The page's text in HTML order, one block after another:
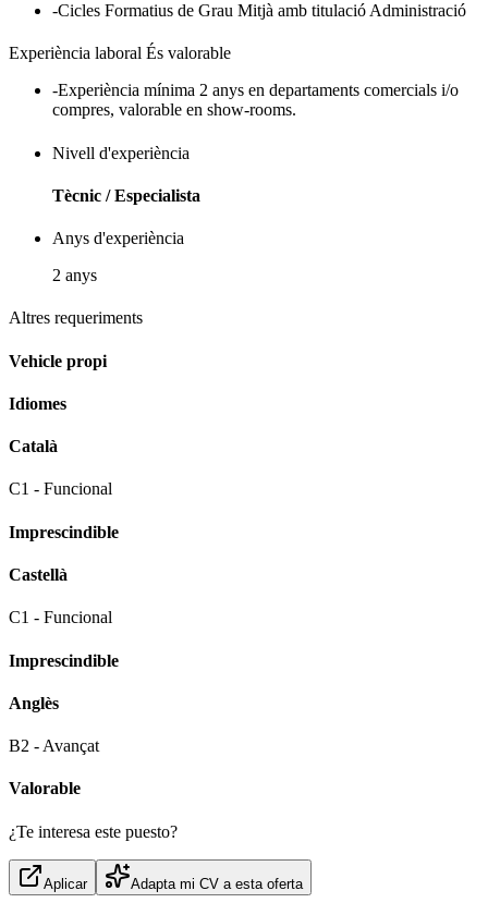
-Cicles Formatius de Grau Mitjà amb titulació Administració
Experiència laboral És valorable
-Experiència mínima 2 anys en departaments comercials i/o
compres, valorable en show-rooms.
Nivell d'experiència
Tècnic / Especialista
Anys d'experiència
2 anys
Altres requeriments
Vehicle propi
Idiomes
Català
C1 - Funcional
Imprescindible
Castellà
C1 - Funcional
Imprescindible
Anglès
B2 - Avançat
Valorable
¿Te interesa este puesto?
Aplicar Adapta mi CV a esta oferta